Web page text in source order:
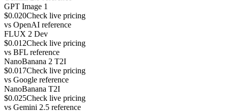
GPT Image 1
$0.020Check live pricing
vs OpenAI reference
FLUX 2 Dev
$0.012Check live pricing
vs BFL reference
NanoBanana 2 T2I
$0.017Check live pricing
vs Google reference
NanoBanana T2I
$0.025Check live pricing
vs Gemini 2.5 reference